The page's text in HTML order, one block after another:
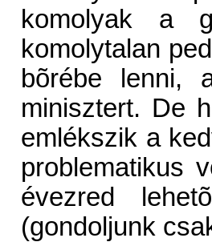
komolyak a
komolytalan
bõrébe lenni,
minisztert. De
emlékszik a
problematikus
évezred
(gondoljunk